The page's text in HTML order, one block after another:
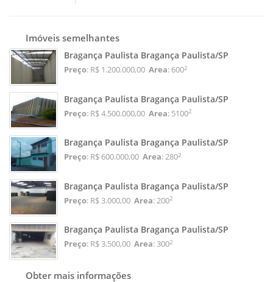
Imóveis semelhantes
Bragança Paulista Bragança Paulista/SP
Preço: R$ 1.200.000,00 Area: 6002
Bragança Paulista Bragança Paulista/SP
Preço: R$ 4.500.000,00 Area: 51002
Bragança Paulista Bragança Paulista/SP
Preço: R$ 600.000,00 Area: 2802
Bragança Paulista Bragança Paulista/SP
Preço: R$ 3.000,00 Area: 2002
Bragança Paulista Bragança Paulista/SP
Preço: R$ 3.500,00 Area: 3002
Obter mais informações